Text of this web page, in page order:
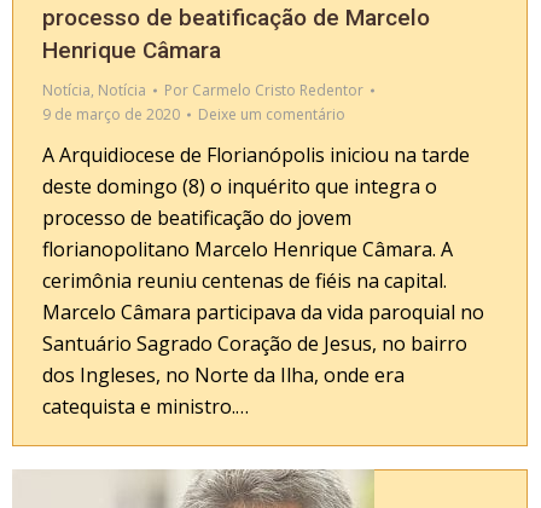
processo de beatificação de Marcelo
Henrique Câmara
Notícia, Notícia Por Carmelo Cristo Redentor
9 de março de 2020
Deixe um comentário
A Arquidiocese de Florianópolis iniciou na tarde
deste domingo (8) o inquérito que integra o
processo de beatificação do jovem
florianopolitano Marcelo Henrique Câmara. A
cerimônia reuniu centenas de fiéis na capital.
Marcelo Câmara participava da vida paroquial no
Santuário Sagrado Coração de Jesus, no bairro
dos Ingleses, no Norte da Ilha, onde era
catequista e ministro.…